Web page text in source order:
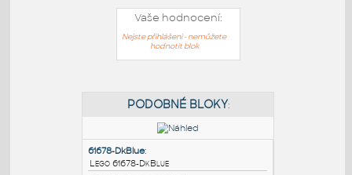
Vaše hodnocení:
Nejste přihlášeni - nemůžete
hodnotit blok